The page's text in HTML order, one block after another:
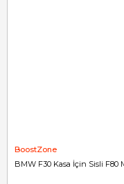
BoostZone
BMW F30 Kasa İçin Sisli F80